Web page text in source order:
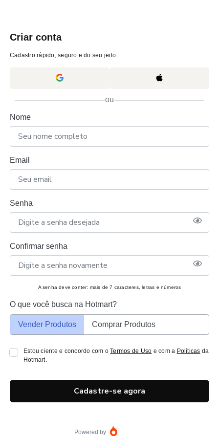
Criar conta
Cadastro rápido, seguro e do seu jeito.
ou
Nome
Email
Senha
Confirmar senha
A senha deve conter: mais de 7 caracteres, letras e números
O que você busca na Hotmart?
Vender Produtos Comprar Produtos
Estou ciente e concordo com oTermos de Uso e com a Políticas da
Hotmart.
Cadastre-se agora
Powered by